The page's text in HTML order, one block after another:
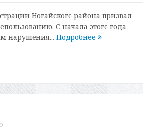
Ногайского района призвал
С начала этого года
нарушения... Подробнее